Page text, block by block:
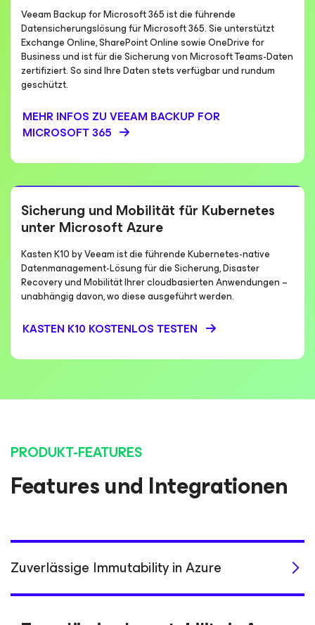
Veeam Backup for Microsoft 365 ist die führende
Datensicherungslösung für Microsoft 365. Sie unterstützt
Exchange Online, SharePoint Online sowie OneDrive for
Business und ist für die Sicherung von Microsoft Teams-Daten
zertifiziert. So sind Ihre Daten stets verfügbar und rundum
geschützt.
MEHR INFOS ZU VEEAM BACKUP FOR
MICROSOFT 365
Sicherung und Mobilität für Kubernetes
unter Microsoft Azure
Kasten K10 by Veeam ist die führende Kubernetes-native
Datenmanagement-Lösung für die Sicherung, Disaster
Recovery und Mobilität Ihrer cloudbasierten Anwendungen –
unabhängig davon, wo diese ausgeführt werden.
KASTEN K10 KOSTENLOS TESTEN
PRODUKT-FEATURES
Features und Integrationen
Zuverlässige Immutability in Azure